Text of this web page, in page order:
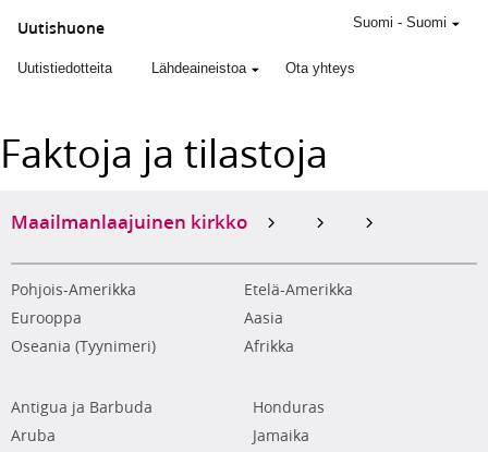
Uutishuone
Uutistiedotteita Lähdeaineistoa Ota yhteys
Suomi - Suomi
Faktoja ja tilastoja
Maailmanlaajuinen kirkko
Pohjois-Amerikka
Etelä-Amerikka
Eurooppa
Aasia
Oseania (Tyynimeri)
Afrikka
Antigua ja Barbuda
Aruba
Honduras
Jamaika